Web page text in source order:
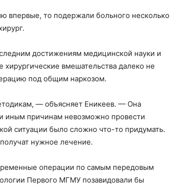
впервые, то подержали больного несколько
достижениям медицинской науки и
вмешательства далеко не
под общим наркозом.
— объясняет Еникеев. — Она
иным причинам невозможно провести
ситуации было сложно что-то придумать.
нужное лечение.
операции по самым передовым
Первого МГМУ позавидовали бы